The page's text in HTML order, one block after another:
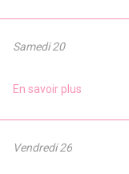
Samedi 20
En savoir plus
Vendredi 26